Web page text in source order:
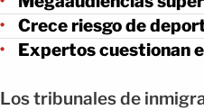
Crece riesgo de
Expertos cuestionan
Los tribunales de